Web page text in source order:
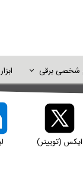
شخصی برقی
ایکس (توییتر)